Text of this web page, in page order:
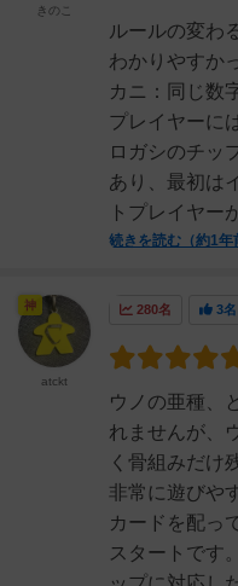
ルールの変わ
わかりやすか
カニ：同じ数
プレイヤーに
ロガシのチッ
あり、最初は
トプレイヤー
続きを読む（約1年
きのこ
280名 3名
ウノの亜種、
れませんが、
く骨組みだけ
非常に遊びや
カードを配っ
スタートです
神
atckt